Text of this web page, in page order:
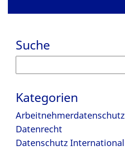
Suche
nach:
Kategorien
Arbeitnehmerdatenschutz
Datenrecht
Datenschutz International